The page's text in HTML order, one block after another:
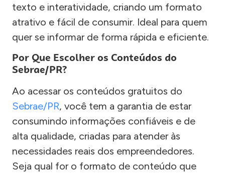
texto e interatividade, criando um formato
atrativo e fácil de consumir. Ideal para quem
quer se informar de forma rápida e eficiente.
Por Que Escolher os Conteúdos do
Sebrae/PR?
Ao acessar os conteúdos gratuitos do
Sebrae/PR, você tem a garantia de estar
consumindo informações confiáveis e de
alta qualidade, criadas para atender às
necessidades reais dos empreendedores.
Seja qual for o formato de conteúdo que